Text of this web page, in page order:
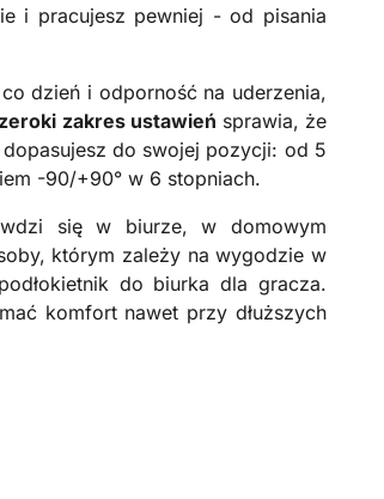
i pracujesz pewniej - od pisania
dzień i odporność na uderzenia,
zakres ustawień sprawia, że
do swojej pozycji: od 5
-90/+90° w 6 stopniach.
się w biurze, w domowym
którym zależy na wygodzie w
do biurka dla gracza.
komfort nawet przy dłuższych